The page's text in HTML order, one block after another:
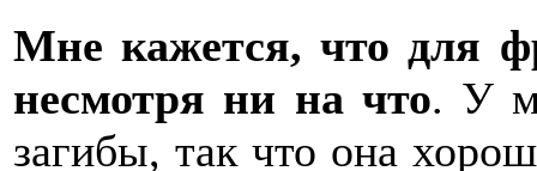
Мне кажется, что для
несмотря ни на что. У
загибы, так что она